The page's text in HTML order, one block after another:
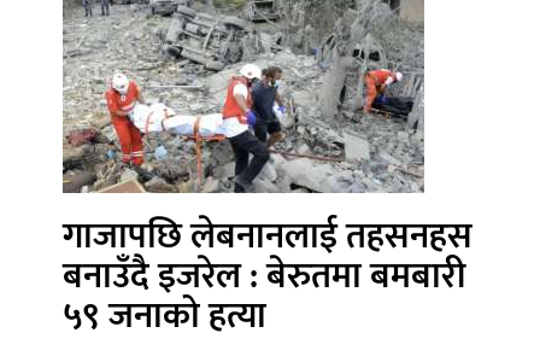
गाजापछि लेबनानलाई तहसनहस
बनाउँदै इजरेल : बेरुतमा बमबारी
५९ जनाको हत्या